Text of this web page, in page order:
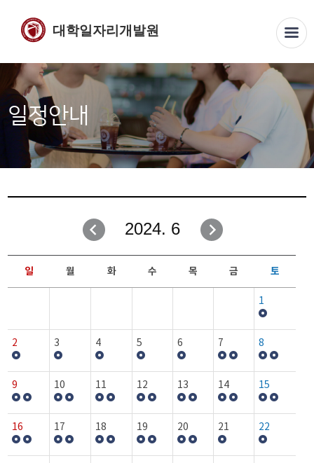
대학일자리개발원
일정안내
2024. 6
일 월 화 수 목 금 토
1
2 3 4 5 6 7 8
9 10 11 12 13 14 15
16 17 18 19 20 21 22